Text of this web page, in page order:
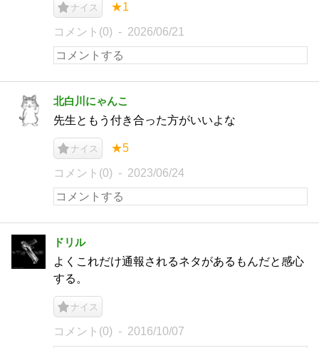
ナイス ★1
コメント(0) 2026/06/21
北白川にゃんこ
先生ともう付き合った方がいいよな
ナイス ★5
コメント(0) 2023/06/24
ドリル
よくこれだけ通報されるネタがあるもんだと感心
する。
ナイス
コメント(0) 2016/10/07